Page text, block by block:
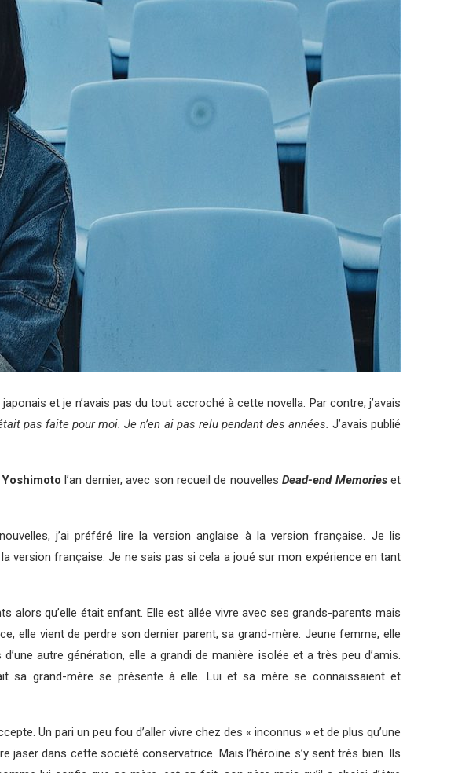
et je n’avais pas du tout accroché à cette novella. Par contre, j’avais
pas faite pour moi. Je n’en ai pas relu pendant des années. J’avais publié
l’an dernier, avec son recueil de nouvelles Dead-end Memorieset
j’ai préféré lire la version anglaise à la version française. Je lis
version française. Je ne sais pas si cela a joué sur mon expérience en tant
alors qu’elle était enfant. Elle est allée vivre avec ses grands-parents mais
elle vient de perdre son dernier parent, sa grand-mère. Jeune femme, elle
autre génération, elle a grandi de manière isolée et a très peu d’amis.
sa grand-mère se présente à elle. Lui et sa mère se connaissaient et
Un pari un peu fou d’aller vivre chez des « inconnus » et de plus qu’une
dans cette société conservatrice. Mais l’héroïne s’y sent très bien. Ils